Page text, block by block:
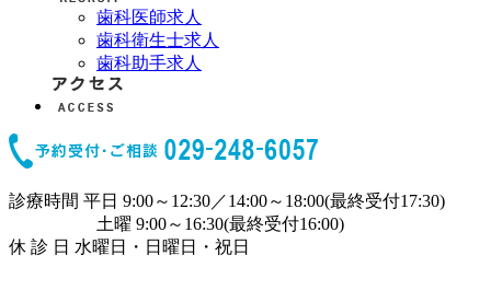
歯科医師求人
歯科衛生士求人
歯科助手求人
診療時間 平日 9:00～12:30／14:00～18:00(最終受付17:30)
土曜 9:00～16:30(最終受付16:00)
休 診 日 水曜日・日曜日・祝日